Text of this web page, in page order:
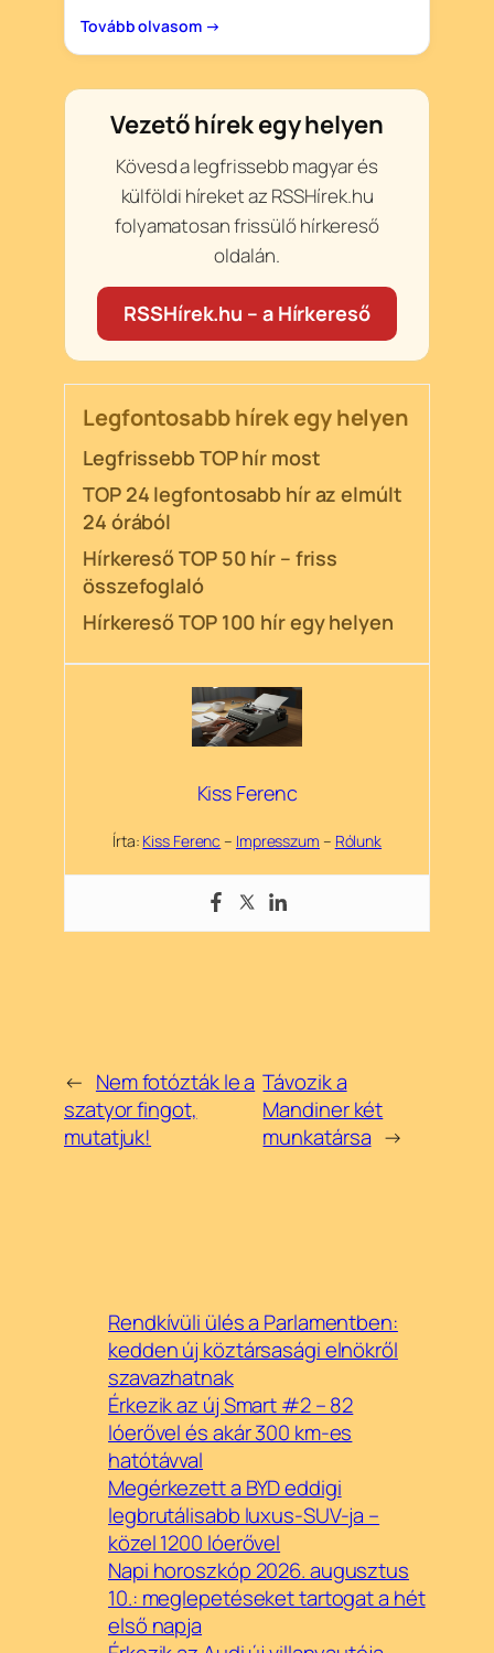
Tovább olvasom →
Vezető hírek egy helyen
Kövesd a legfrissebb magyar és
külföldi híreket az RSSHírek.hu
folyamatosan frissülő hírkereső
oldalán.
RSSHírek.hu – a Hírkereső
Legfontosabb hírek egy helyen
Legfrissebb TOP hír most
TOP 24 legfontosabb hír az elmúlt
24 órából
Hírkereső TOP 50 hír – friss
összefoglaló
Hírkereső TOP 100 hír egy helyen
Kiss Ferenc
Írta: Kiss Ferenc – Impresszum – Rólunk
← Nem fotózták le a
szatyor fingot,
mutatjuk!
Távozik a
Mandiner két
munkatársa →
Rendkívüli ülés a Parlamentben:
kedden új köztársasági elnökről
szavazhatnak
Érkezik az új Smart #2 – 82
lóerővel és akár 300 km-es
hatótávval
Megérkezett a BYD eddigi
legbrutálisabb luxus-SUV-ja –
közel 1200 lóerővel
Napi horoszkóp 2026. augusztus
10.: meglepetéseket tartogat a hét
első napja